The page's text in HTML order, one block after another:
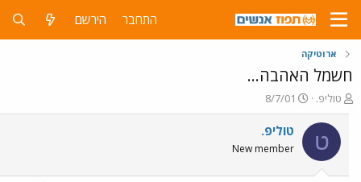
התחבר הירשם
ארוטיקה
חשמל האהבה...
פ
ו
ת
ח
ה
טוליפ.
פ
ו
ר
ם
8/7/01
ט טוליפ.
New member